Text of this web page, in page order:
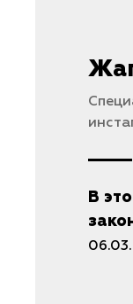
В